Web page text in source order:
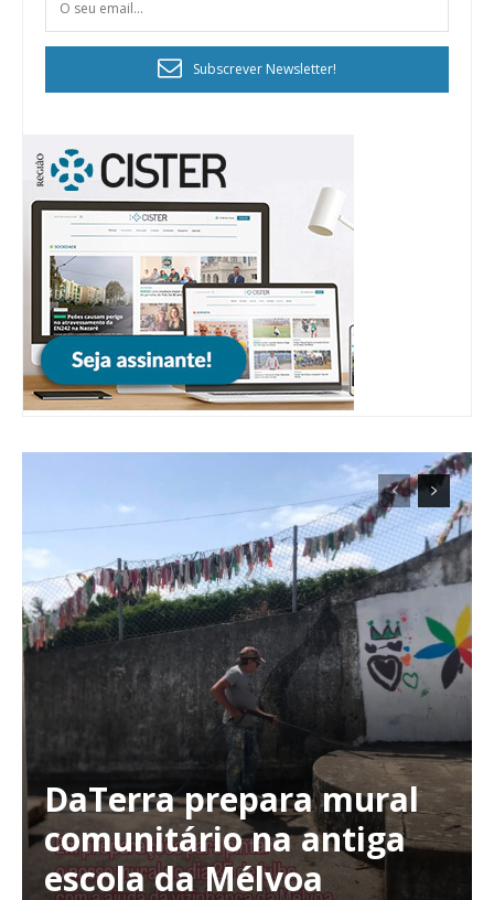
Planos de Assinatura
Faça-se assinante do Região de Cister e ajude-nos a manter este serviço
Subscrever Newsletter!
DaTerra prepara mural
comunitário na antiga
escola da Mélvoa